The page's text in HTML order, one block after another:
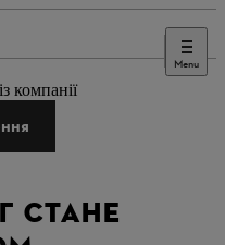
Menu
компанії
СТАНЕ